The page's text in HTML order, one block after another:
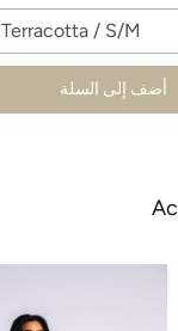
Terracotta / S/M
أضف إلى السلة